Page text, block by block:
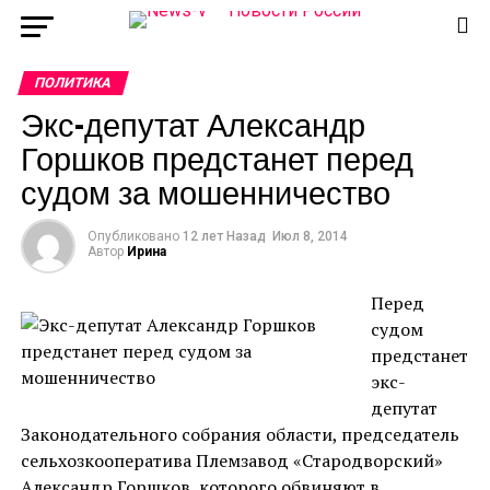
ПОЛИТИКА
Экс-депутат Александр
Горшков предстанет перед
судом за мошенничество
Опубликовано 12 лет Назад
Июл 8, 2014
Автор Ирина
Перед
судом
предстанет
экс-
депутат
Законодательного собрания области, председатель
сельхозкооператива Племзавод «Стародворский»